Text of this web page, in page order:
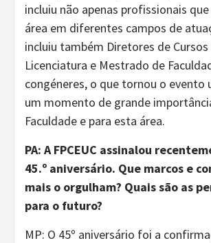
incluiu não apenas profissionais
área em diferentes campos de
incluiu também Diretores de Cursos
Licenciatura e Mestrado de
congéneres, o que tornou o evento
um momento de grande
Faculdade e para esta área.
PA: A FPCEUC assinalou
45.º aniversário. Que marcos e
mais o orgulham? Quais são as
para o futuro?
MP: O 45º aniversário foi a